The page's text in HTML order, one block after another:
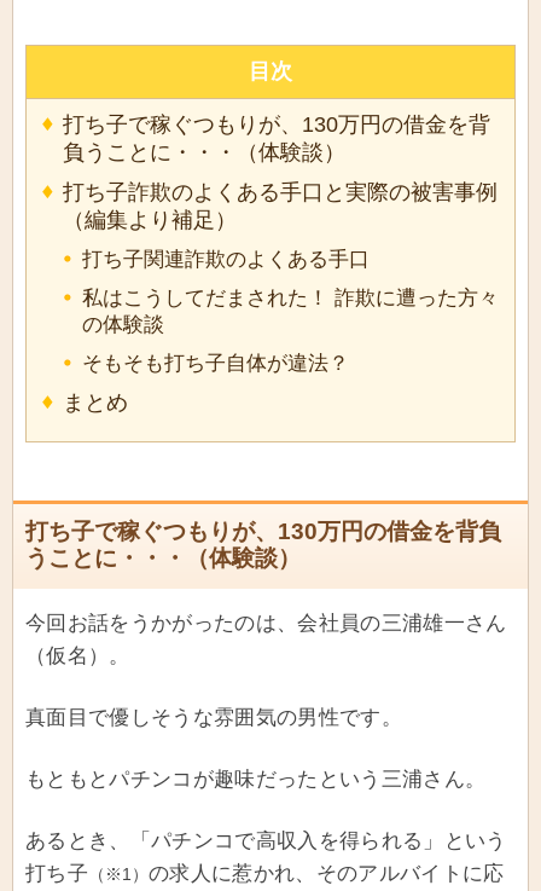
目次
打ち子で稼ぐつもりが、130万円の借金を背
負うことに・・・（体験談）
打ち子詐欺のよくある手口と実際の被害事例
（編集より補足）
打ち子関連詐欺のよくある手口
私はこうしてだまされた！ 詐欺に遭った方々
の体験談
そもそも打ち子自体が違法？
まとめ
打ち子で稼ぐつもりが、130万円の借金を背負
うことに・・・（体験談）
今回お話をうかがったのは、会社員の三浦雄一さん
（仮名）。
真面目で優しそうな雰囲気の男性です。
もともとパチンコが趣味だったという三浦さん。
あるとき、「パチンコで高収入を得られる」という
打ち子 （※1）の求人に惹かれ、そのアルバイトに応